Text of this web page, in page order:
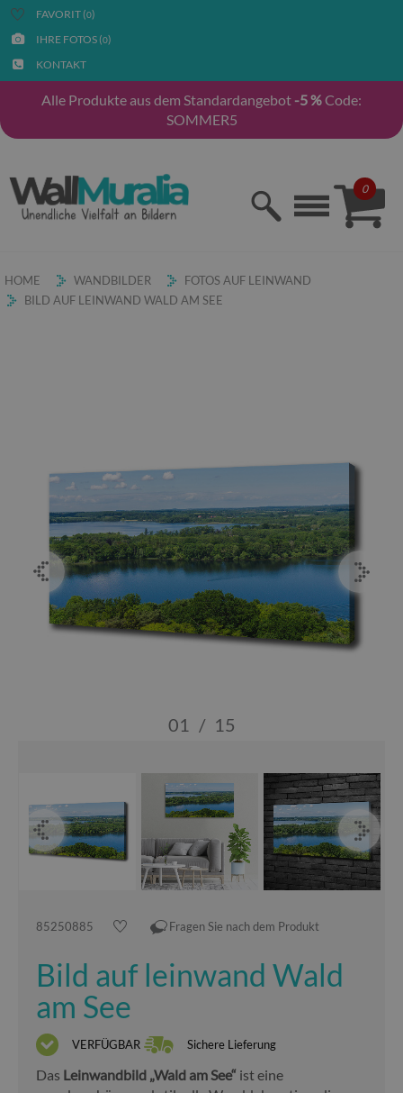
FAVORIT (0)
IHRE FOTOS (0)
KONTAKT
Alle Produkte aus dem Standardangebot -5 %Code:
SOMMER5
0
HOME WANDBILDER
FOTOS AUF LEINWAND
BILD AUF LEINWAND WALD AM SEE
01 / 15
85250885 Fragen Sie nach dem Produkt
Bild auf leinwand Wald
am See
VERFÜGBAR Sichere Lieferung
Das Leinwandbild „Wald am See“ ist eine